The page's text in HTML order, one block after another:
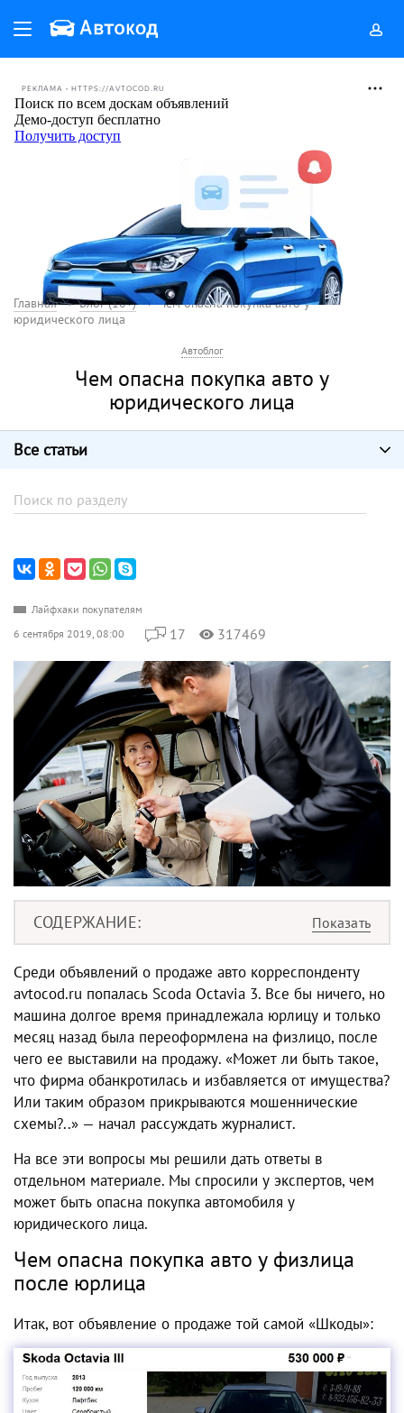
РЕКЛАМА • HTTPS://AVTOCOD.RU
Главная Блог (18+)
Чем опасна покупка авто у
юридического лица
Автоблог
Чем опасна покупка авто у
юридического лица
Все статьи
Лайфхаки покупателям
6 сентября 2019, 08:00
17 317469
СОДЕРЖАНИЕ
Среди объявлений о продаже авто корреспонденту
avtocod.ru попалась Scoda Octavia 3. Все бы ничего, но
машина долгое время принадлежала юрлицу и только
месяц назад была переоформлена на физлицо, после
чего ее выставили на продажу. «Может ли быть такое,
что фирма обанкротилась и избавляется от имущества?
Или таким образом прикрываются мошеннические
схемы?..» — начал рассуждать журналист.
На все эти вопросы мы решили дать ответы в
отдельном материале. Мы спросили у экспертов, чем
может быть опасна покупка автомобиля у
юридического лица.
Чем опасна покупка авто у физлица
после юрлица
Итак, вот объявление о продаже той самой «Шкоды»: